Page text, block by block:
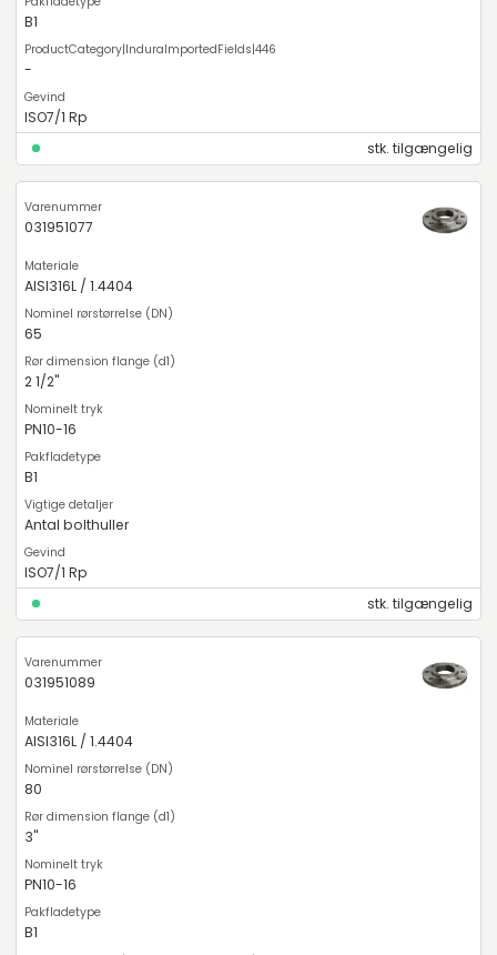
B1
-
ISO7/1 Rp
stk. tilgængelig
031951077
AISI316L / 1.4404
65
2 1/2"
PN10-16
B1
Antal bolthuller
ISO7/1 Rp
stk. tilgængelig
031951089
AISI316L / 1.4404
80
3"
PN10-16
B1